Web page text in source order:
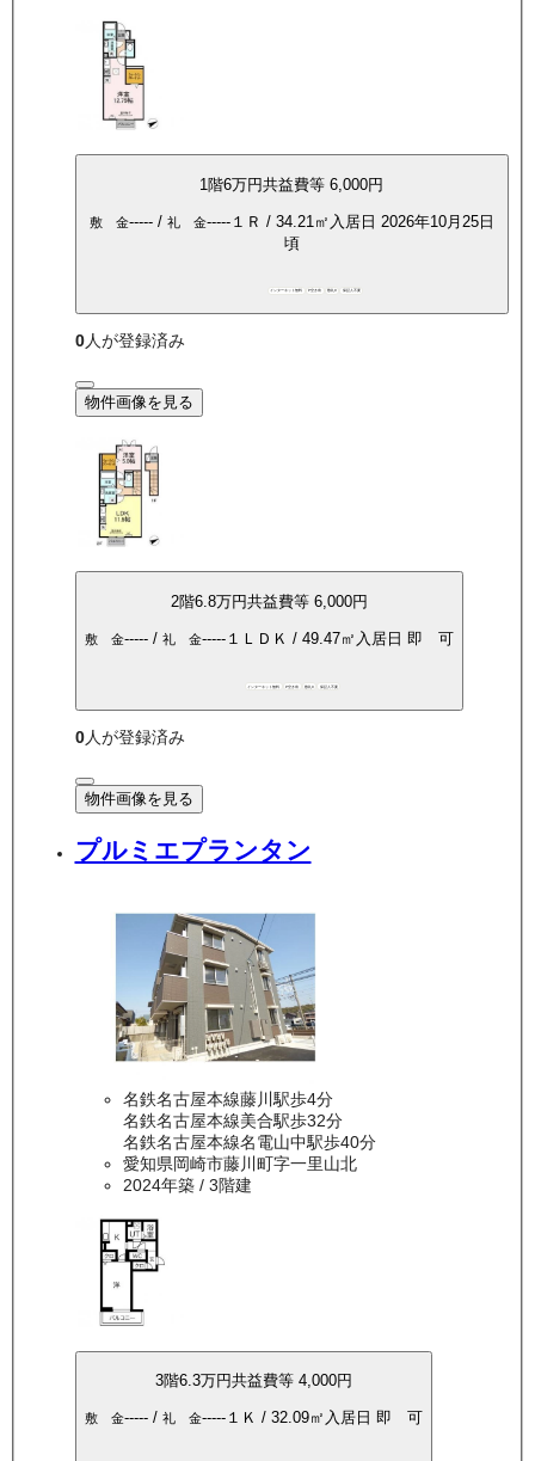
1階6万円共益費等 6,000円
敷 金-----/ 礼 金-----１Ｒ / 34.21 ㎡ 入居日 2026年10月25日
頃
インターネット無料 P空き有 敷礼0 保証人不要
0人が登録済み
物件画像を見る
2階6.8万円共益費等 6,000円
敷 金-----/ 礼 金-----１ＬＤＫ / 49.47㎡ 入居日 即 可
インターネット無料 P空き有 敷礼0 保証人不要
0人が登録済み
物件画像を見る
プルミエプランタン
名鉄名古屋本線藤川駅歩4分
名鉄名古屋本線美合駅歩32分
名鉄名古屋本線名電山中駅歩40分
愛知県岡崎市藤川町字一里山北
2024年築/ 3階建
3階6.3万円共益費等 4,000円
敷 金-----/ 礼 金-----１Ｋ / 32.09㎡ 入居日 即 可